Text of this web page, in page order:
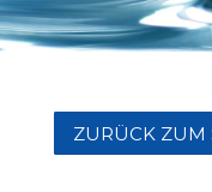
ZURÜCK ZUM